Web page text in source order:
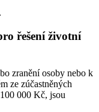
řešení životní
zranění osoby nebo k
ze zúčastněných
000 Kč, jsou